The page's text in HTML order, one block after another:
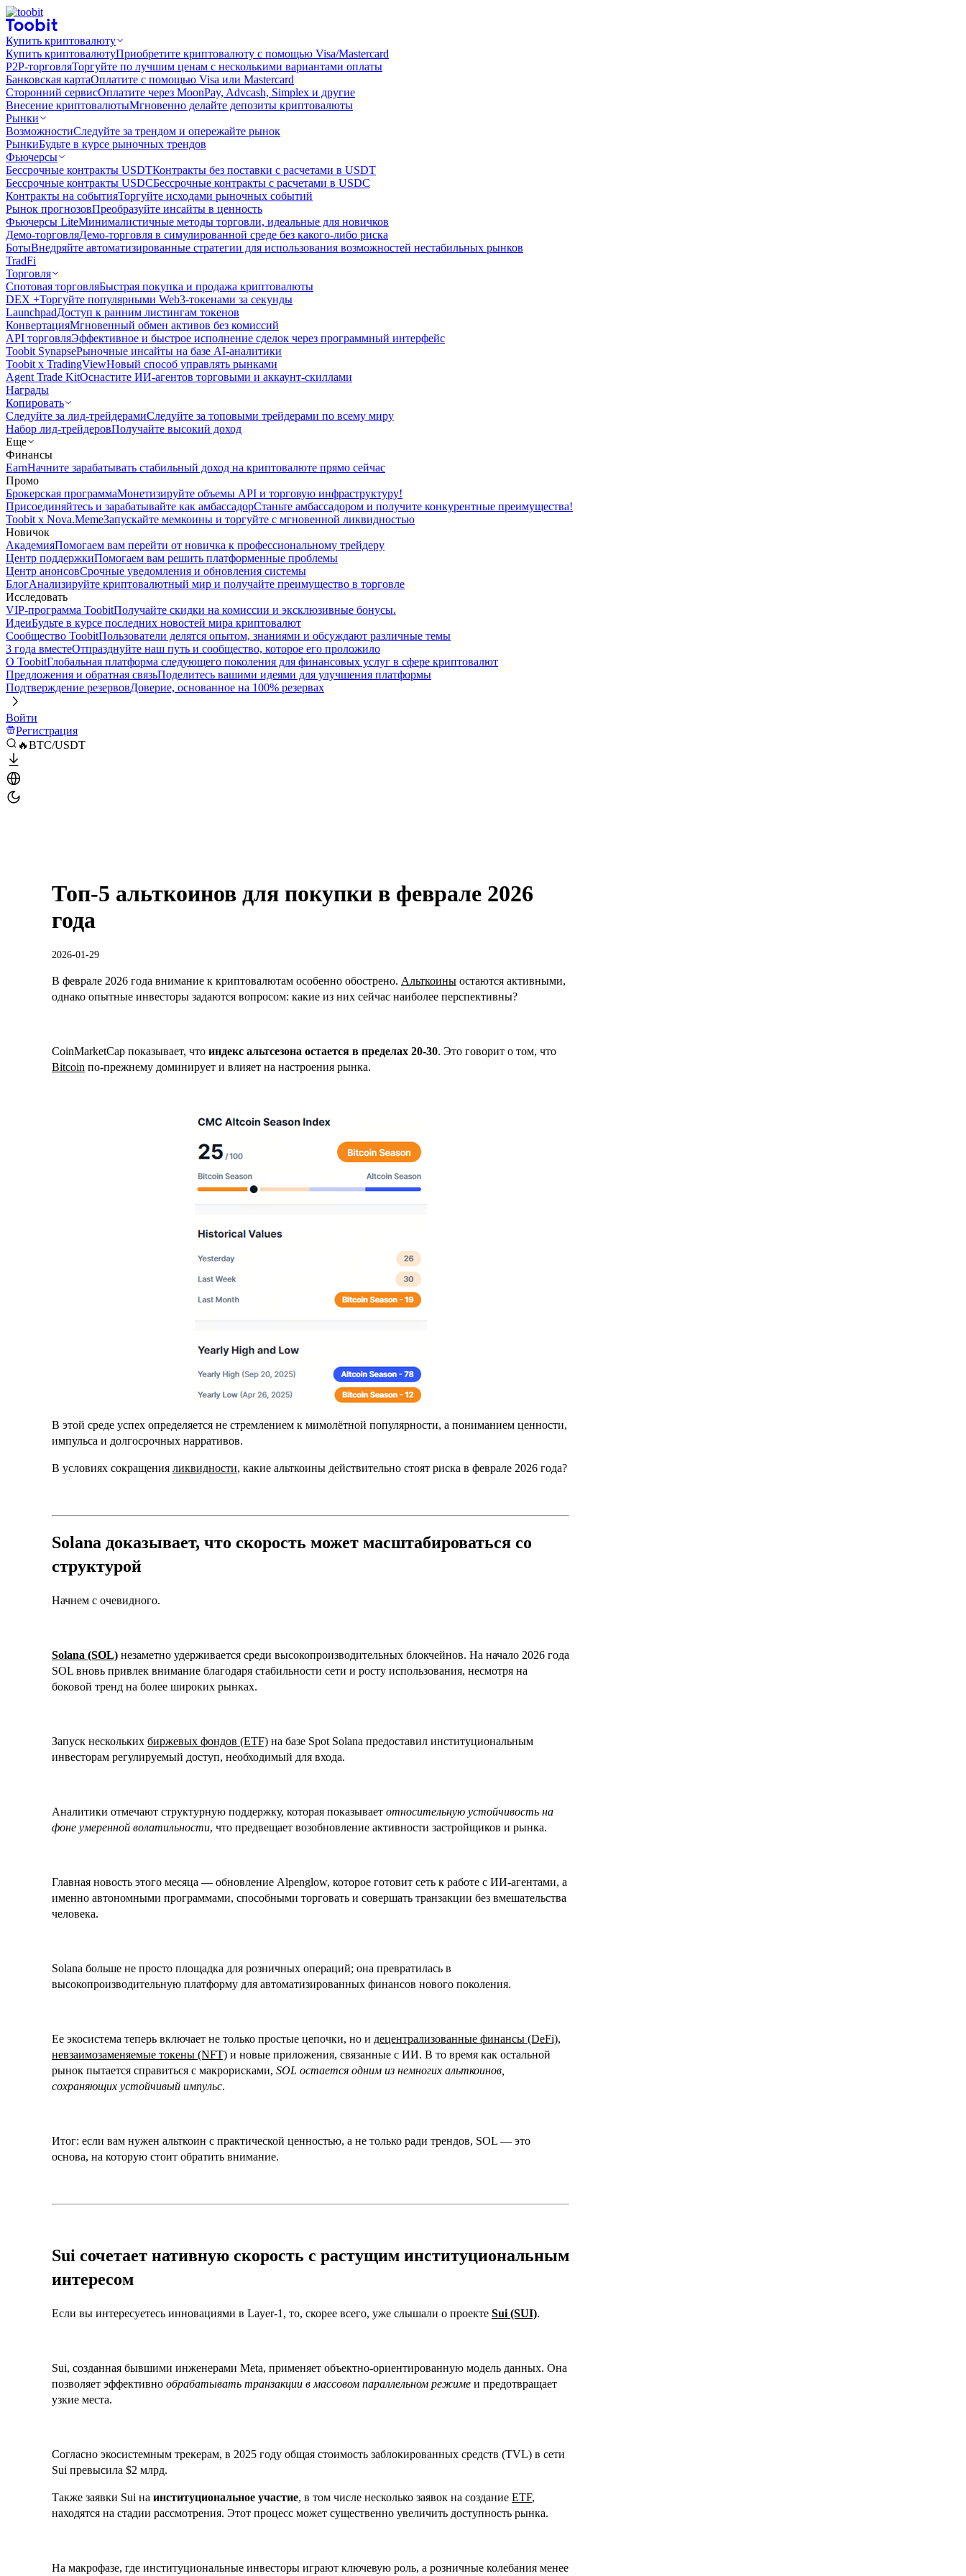
Купить криптовалюту
Купить криптовалютуПриобретите криптовалюту с помощью Visa/Mastercard
P2P-торговляТоргуйте по лучшим ценам с несколькими вариантами оплаты
Банковская картаОплатите с помощью Visa или Mastercard
Сторонний сервисОплатите через MoonPay, Advcash, Simplex и другие
Внесение криптовалютыМгновенно делайте депозиты криптовалюты
Рынки
ВозможностиСледуйте за трендом и опережайте рынок
РынкиБудьте в курсе рыночных трендов
Фьючерсы
Бессрочные контракты USDTКонтракты без поставки с расчетами в USDT
Бессрочные контракты USDCБессрочные контракты с расчетами в USDC
Контракты на событияТоргуйте исходами рыночных событий
Рынок прогнозовПреобразуйте инсайты в ценность
Фьючерсы LiteМинималистичные методы торговли, идеальные для новичков
Демо-торговляДемо-торговля в симулированной среде без какого-либо риска
БотыВнедряйте автоматизированные стратегии для использования возможностей нестабильных рынков
TradFi
Торговля
Спотовая торговляБыстрая покупка и продажа криптовалюты
DEX +Торгуйте популярными Web3-токенами за секунды
LaunchpadДоступ к ранним листингам токенов
КонвертацияМгновенный обмен активов без комиссий
API торговляЭффективное и быстрое исполнение сделок через программный интерфейс
Toobit SynapseРыночные инсайты на базе AI-аналитики
Toobit x TradingViewНовый способ управлять рынками
Agent Trade KitОснастите ИИ-агентов торговыми и аккаунт-скиллами
Награды
Копировать
Следуйте за лид-трейдерамиСледуйте за топовыми трейдерами по всему миру
Набор лид-трейдеровПолучайте высокий доход
Еще
Финансы
EarnНачните зарабатывать стабильный доход на криптовалюте прямо сейчас
Промо
Брокерская программаМонетизируйте объемы API и торговую инфраструктуру!
Присоединяйтесь и зарабатывайте как амбассадорСтаньте амбассадором и получите конкурентные преимущества!
Toobit x Nova.MemeЗапускайте мемкоины и торгуйте с мгновенной ликвидностью
Новичок
АкадемияПомогаем вам перейти от новичка к профессиональному трейдеру
Центр поддержкиПомогаем вам решить платформенные проблемы
Центр анонсовСрочные уведомления и обновления системы
БлогАнализируйте криптовалютный мир и получайте преимущество в торговле
Исследовать
VIP-программа ToobitПолучайте скидки на комиссии и эксклюзивные бонусы.
ИдеиБудьте в курсе последних новостей мира криптовалют
Сообщество ToobitПользователи делятся опытом, знаниями и обсуждают различные темы
3 года вместеОтпразднуйте наш путь и сообщество, которое его проложило
О ToobitГлобальная платформа следующего поколения для финансовых услуг в сфере криптовалют
Предложения и обратная связьПоделитесь вашими идеями для улучшения платформы
Подтверждение резервовДоверие, основанное на 100% резервах
Войти
Регистрация
🔥BTC/USDT
Топ-5 альткоинов для покупки в феврале 2026
года
2026-01-29
В феврале 2026 года внимание к криптовалютам особенно обострено. Альткоины остаются активными,
однако опытные инвесторы задаются вопросом: какие из них сейчас наиболее перспективны?
CoinMarketCap показывает, что индекс альтсезона остается в пределах 20-30. Это говорит о том, что
Bitcoin по-прежнему доминирует и влияет на настроения рынка.
В этой среде успех определяется не стремлением к мимолётной популярности, а пониманием ценности,
импульса и долгосрочных нарративов.
В условиях сокращения ликвидности, какие альткоины действительно стоят риска в феврале 2026 года?
Solana доказывает, что скорость может масштабироваться со
структурой
Начнем с очевидного.
Solana (SOL) незаметно удерживается среди высокопроизводительных блокчейнов. На начало 2026 года
SOL вновь привлек внимание благодаря стабильности сети и росту использования, несмотря на
боковой тренд на более широких рынках.
Запуск нескольких биржевых фондов (ETF) на базе Spot Solana предоставил институциональным
инвесторам регулируемый доступ, необходимый для входа.
Аналитики отмечают структурную поддержку, которая показывает относительную устойчивость на
фоне умеренной волатильности, что предвещает возобновление активности застройщиков и рынка.
Главная новость этого месяца — обновление Alpenglow, которое готовит сеть к работе с ИИ-агентами, а
именно автономными программами, способными торговать и совершать транзакции без вмешательства
человека.
Solana больше не просто площадка для розничных операций; она превратилась в
высокопроизводительную платформу для автоматизированных финансов нового поколения.
Ее экосистема теперь включает не только простые цепочки, но и децентрализованные финансы (DeFi),
невзаимозаменяемые токены (NFT) и новые приложения, связанные с ИИ. В то время как остальной
рынок пытается справиться с макрорисками, SOL остается одним из немногих альткоинов,
сохраняющих устойчивый импульс.
Итог: если вам нужен альткоин с практической ценностью, а не только ради трендов, SOL — это
основа, на которую стоит обратить внимание.
Sui сочетает нативную скорость с растущим институциональным
интересом
Если вы интересуетесь инновациями в Layer-1, то, скорее всего, уже слышали о проекте Sui (SUI).
Sui, созданная бывшими инженерами Meta, применяет объектно-ориентированную модель данных. Она
позволяет эффективно обрабатывать транзакции в массовом параллельном режиме и предотвращает
узкие места.
Согласно экосистемным трекерам, в 2025 году общая стоимость заблокированных средств (TVL) в сети
Sui превысила $2 млрд.
Также заявки Sui на институциональное участие, в том числе несколько заявок на создание ETF,
находятся на стадии рассмотрения. Этот процесс может существенно увеличить доступность рынка.
На макрофазе, где институциональные инвесторы играют ключевую роль, а розничные колебания менее